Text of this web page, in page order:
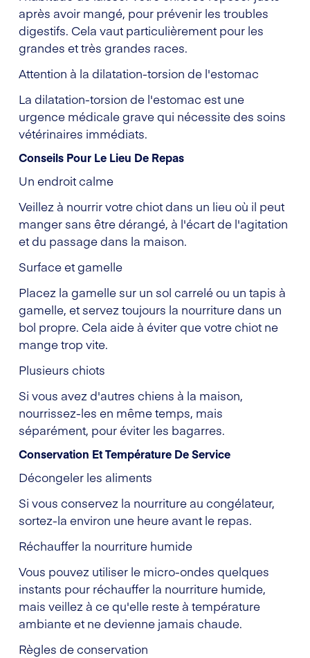
après avoir mangé, pour prévenir les troubles
digestifs. Cela vaut particulièrement pour les
grandes et très grandes races.
Attention à la dilatation-torsion de l'estomac
La dilatation-torsion de l'estomac est une
urgence médicale grave qui nécessite des soins
vétérinaires immédiats.
Conseils Pour Le Lieu De Repas
Un endroit calme
Veillez à nourrir votre chiot dans un lieu où il peut
manger sans être dérangé, à l'écart de l'agitation
et du passage dans la maison.
Surface et gamelle
Placez la gamelle sur un sol carrelé ou un tapis à
gamelle, et servez toujours la nourriture dans un
bol propre. Cela aide à éviter que votre chiot ne
mange trop vite.
Plusieurs chiots
Si vous avez d'autres chiens à la maison,
nourrissez-les en même temps, mais
séparément, pour éviter les bagarres.
Conservation Et Température De Service
Décongeler les aliments
Si vous conservez la nourriture au congélateur,
sortez-la environ une heure avant le repas.
Réchauffer la nourriture humide
Vous pouvez utiliser le micro-ondes quelques
instants pour réchauffer la nourriture humide,
mais veillez à ce qu'elle reste à température
ambiante et ne devienne jamais chaude.
Règles de conservation